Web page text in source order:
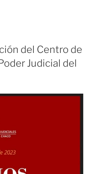
del Centro de
Judicial del